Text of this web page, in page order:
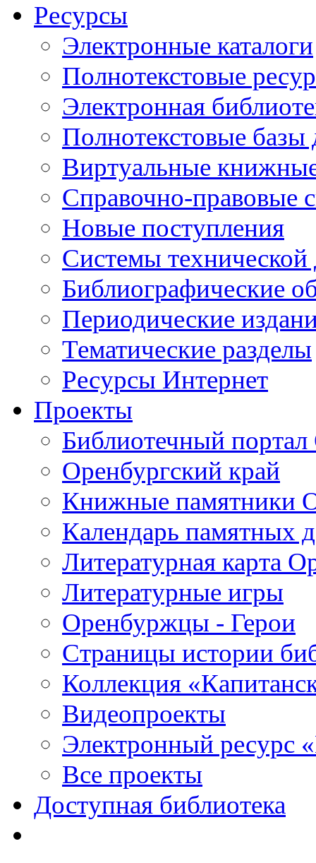
Ресурсы
Электронные каталоги
Полнотекстовые
Электронная
Полнотекстовые
Виртуальные
Справочно-правовые
Новые поступления
Cистемы
Библиографические
Периодические
Тематические разделы
Ресурсы Интернет
Проекты
Библиотечный портал
Оренбургский край
Книжные памятники
Календарь памятных
Литературная карта
Литературные игры
Оренбуржцы - Герои
Страницы истории
Коллекция
Видеопроекты
Электронный ресурс
Все проекты
Доступная библиотека